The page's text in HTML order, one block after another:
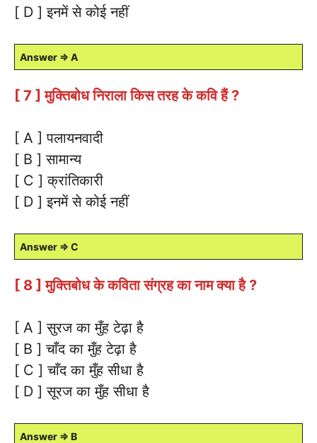
[ D ] इनमें से कोई नहीं
Answer ⇒ A
[ 7 ] मुक्तिबोध निराला किस तरह के कवि हैं ?
[ A ] पलायनवादी
[ B ] सामान्य
[ C ] क्रांतिकारी
[ D ] इनमें से कोई नहीं
Answer ⇒ C
[ 8 ] मुक्तिबोध के कविता संग्रह का नाम क्या है ?
[ A ] सुरज का मुँह टेढ़ा है
[ B ] चाँद का मुँह टेढ़ा है
[ C ] चाँद का मुँह सीधा है
[ D ] सूरज का मुँह सीधा है
Answer ⇒ B